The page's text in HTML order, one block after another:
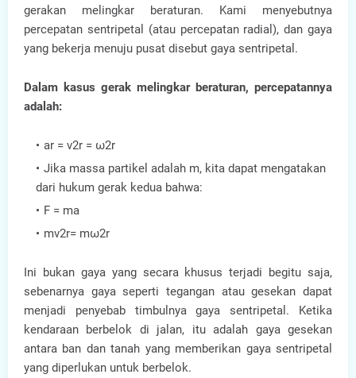
gerakan melingkar beraturan. Kami menyebutnya
percepatan sentripetal (atau percepatan radial), dan gaya
yang bekerja menuju pusat disebut gaya sentripetal.
Dalam kasus gerak melingkar beraturan, percepatannya
adalah:
ar = v2r = ω2r
Jika massa partikel adalah m, kita dapat mengatakan
dari hukum gerak kedua bahwa:
F = ma
mv2r= mω2r
Ini bukan gaya yang secara khusus terjadi begitu saja,
sebenarnya gaya seperti tegangan atau gesekan dapat
menjadi penyebab timbulnya gaya sentripetal. Ketika
kendaraan berbelok di jalan, itu adalah gaya gesekan
antara ban dan tanah yang memberikan gaya sentripetal
yang diperlukan untuk berbelok.